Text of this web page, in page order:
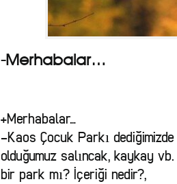
-Merhabalar…
+Merhabalar…
-Kaos Çocuk Parkı
olduğumuz salıncak, kaykay
bir park mı? İçeriği nedir?,